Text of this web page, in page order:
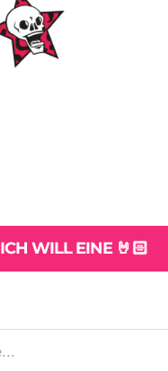
ICH WILL EINE 🤘🏻